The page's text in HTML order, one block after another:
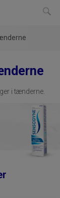
i tænderne.